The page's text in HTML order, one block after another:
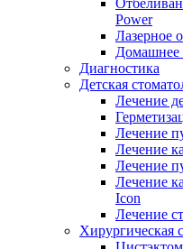
Power
Лазерное
Домашнее
Диагностика
Детская
Лечение
Лечение
Лечение
Лечение
Лечение
Icon
Лечение
Хирургическая